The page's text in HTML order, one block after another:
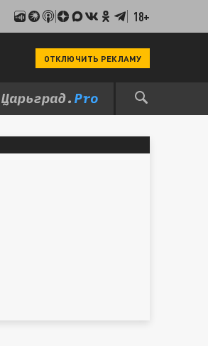
18+
ОТКЛЮЧИТЬ РЕКЛАМУ